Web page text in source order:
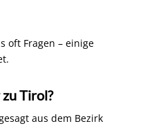
oft Fragen – einige
Tirol?
aus dem Bezirk